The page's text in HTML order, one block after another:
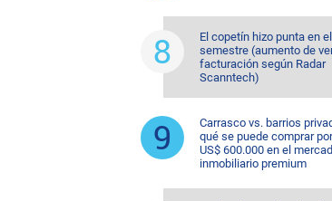
El copetín hizo punta en
semestre (aumento de
facturación según Radar
Scanntech)
Carrasco vs. barrios
qué se puede comprar
US$ 600.000 en el
inmobiliario premium